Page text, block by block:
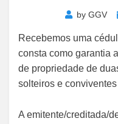
by GGV
Recebemos uma
consta como garantia
de propriedade de
solteiros e
A emitente/creditada/